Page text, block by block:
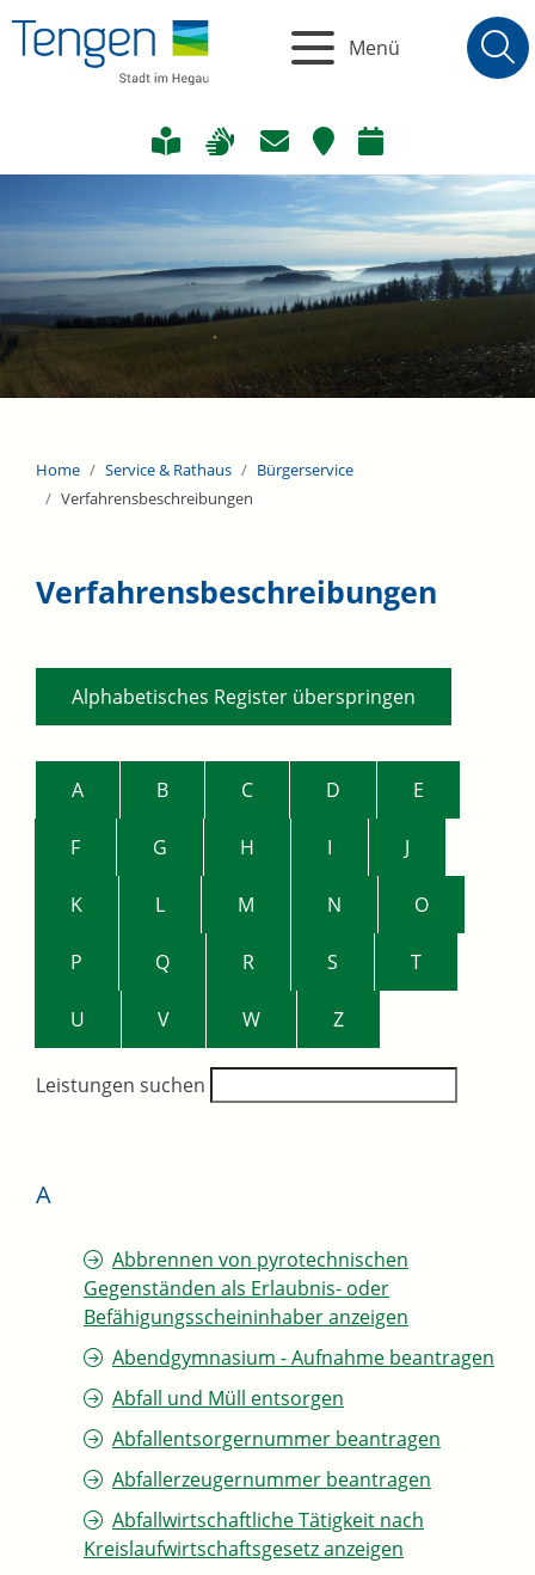
Menü
Home Service & Rathaus
Bürgerservice
Verfahrensbeschreibungen
Verfahrensbeschreibungen
Alphabetisches Register überspringen
A B C D E
F G H I J
K L M N O
P Q R S T
U V W Z
Leistungen suchen
A
Abbrennen von pyrotechnischen
Gegenständen als Erlaubnis- oder
Befähigungsscheininhaber anzeigen
Abendgymnasium - Aufnahme beantragen
Abfall und Müll entsorgen
Abfallentsorgernummer beantragen
Abfallerzeugernummer beantragen
Abfallwirtschaftliche Tätigkeit nach
Kreislaufwirtschaftsgesetz anzeigen